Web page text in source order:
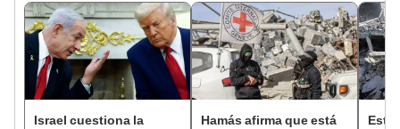
Israel cuestiona la
Hamás afirma que está